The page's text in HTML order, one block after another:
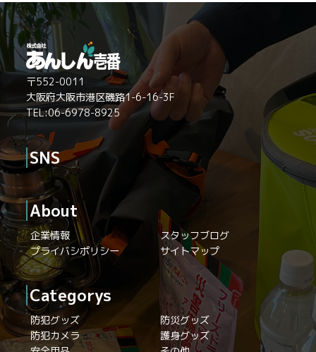
〒552-0011
大阪府大阪市港区磯路1-6-16-3F
TEL:06-6978-8925
SNS
About
企業情報
スタッフブログ
プライバシポリシー
サイトマップ
Categorys
防犯グッズ
防災グッズ
防犯カメラ
護身グッズ